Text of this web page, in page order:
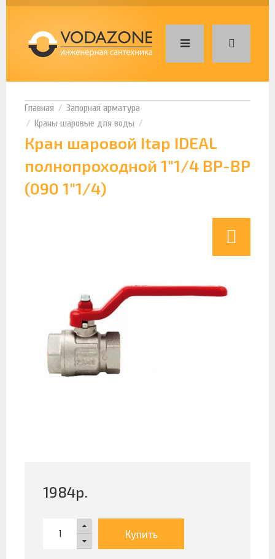
Запорная арматура
Краны шаровые для воды
Кран шаровой Itap IDEAL
полнопроходной 1"1/4 ВР-ВР
(090 1"1/4)
1984р.
Купить